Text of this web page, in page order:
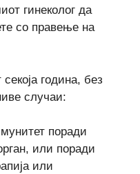
гинеколог да
со правење на
година, без
случаи:
поради
или поради
или